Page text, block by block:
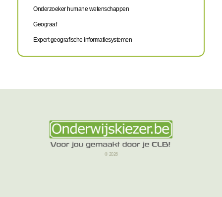
Onderzoeker humane wetenschappen
Geograaf
Expert geografische informatiesystemen
© 2026